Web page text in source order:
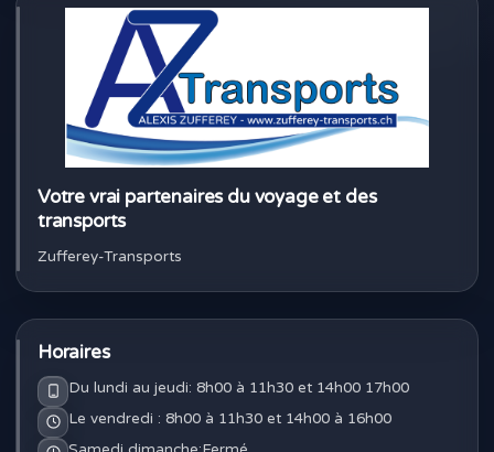
Votre vrai partenaires du voyage et des
transports
Zufferey-Transports
Horaires
Du lundi au jeudi: 8h00 à 11h30 et 14h00 17h00
Le vendredi : 8h00 à 11h30 et 14h00 à 16h00